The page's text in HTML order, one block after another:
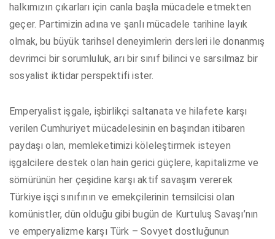
halkımızın çıkarları için canla başla mücadele etmekten
geçer. Partimizin adına ve şanlı mücadele tarihine layık
olmak, bu büyük tarihsel deneyimlerin dersleri ile donanmış
devrimci bir sorumluluk, arı bir sınıf bilinci ve sarsılmaz bir
sosyalist iktidar perspektifi ister.
Emperyalist işgale, işbirlikçi saltanata ve hilafete karşı
verilen Cumhuriyet mücadelesinin en başından itibaren
paydaşı olan, memleketimizi köleleştirmek isteyen
işgalcilere destek olan hain gerici güçlere, kapitalizme ve
sömürünün her çeşidine karşı aktif savaşım vererek
Türkiye işçi sınıfının ve emekçilerinin temsilcisi olan
komünistler, dün olduğu gibi bugün de Kurtuluş Savaşı’nın
ve emperyalizme karşı Türk – Sovyet dostluğunun